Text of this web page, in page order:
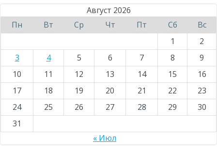
Август 2026
Пн
Вт Ср Чт Пт Сб
Вс
1
2
3
4 5 6 7 8
9
10
11 12 13 14 15
16
17
18 19 20 21 22
23
24
25 26 27 28 29
30
31
« Июл